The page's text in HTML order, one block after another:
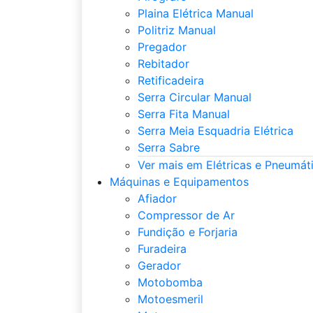
Plaina Elétrica Manual
Politriz Manual
Pregador
Rebitador
Retificadeira
Serra Circular Manual
Serra Fita Manual
Serra Meia Esquadria Elétrica
Serra Sabre
Ver mais em Elétricas e
Máquinas e Equipamentos
Afiador
Compressor de Ar
Fundição e Forjaria
Furadeira
Gerador
Motobomba
Motoesmeril